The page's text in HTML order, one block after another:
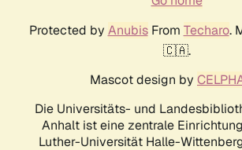
Protected by AnubisFrom Techaro.
🇨🇦.
Mascot design by
Die Universitäts- und
Anhalt ist eine zentrale
Luther-Universität Halle-